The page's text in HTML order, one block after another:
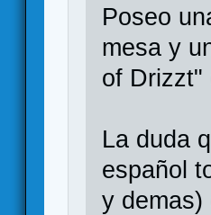
Poseo
mesa y
of Drizzt"
La duda
español
y demas)